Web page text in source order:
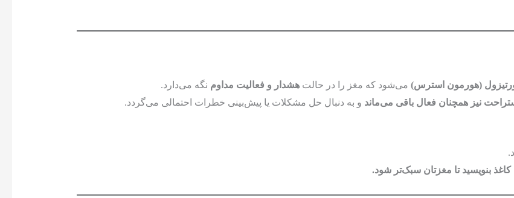
(هورمون استرس)می‌شود که مغز را در حالت هشدار و فعالیت مداوم نگه می‌دارد.
نیز همچنان فعال باقی می‌ماند و به دنبال حل مشکلات یا پیش‌بینی خطرات احتمالی می‌گردد.
بنویسید تا مغزتان سبک‌تر شود.